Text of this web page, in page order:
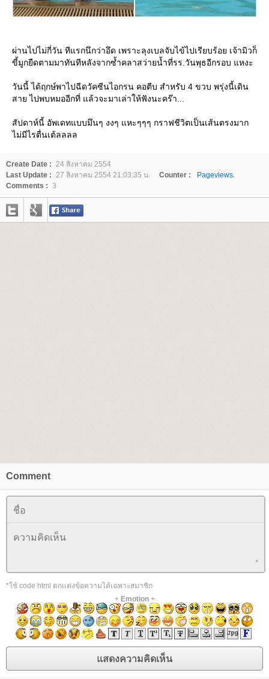
ผ่านไปไม่กี่วัน ทีแรกนึกว่าอึด เพราะลุงเบลจับไข้ไปเรียบร้อย เจ้ามิวก็
ขี้มูกยืดตามมาทันทีหลังจากซ้ำคลาสว่ายน้ำที่รร.วันพุธอีกรอบ แหงะ
วันนี้ ได้ฤกษ์พาไปฉีดวัคซีนไอกรน คอตีบ สำหรับ 4 ขวบ พรุ่งนี้เดิน
สาย ไปพบหมออีกที่ แล้วจะมาเล่าให้ฟังนะคร๊า...
สัปดาห์นี้ อัพเดทแบบมึนๆ งงๆ แหะๆๆๆ กราฟชีวิตเป็นเส้นตรงมาก
ไม่มีไรตื่นเต้ลลลล
Create Date : 24 สิงหาคม 2554
Last Update : 27 สิงหาคม 2554 21:03:35 น. Counter :
Pageviews.
Comments : 3
Comment
*ใช้ code html ตกแต่งข้อความได้เฉพาะสมาชิก
+ Emotion+